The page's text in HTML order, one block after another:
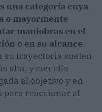
una categoría cuya
o mayormente
maniobras en el
o en su alcance.
su trayectoria suelen
alta, y con ello
al objetivo y en
para reaccionar al